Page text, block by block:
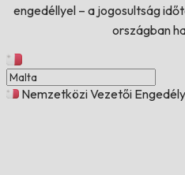
engedéllyel – a jogosultság
országban
Nemzetközi Vezetői